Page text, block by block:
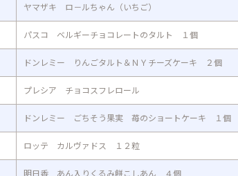
ヤマザキ ロ－ルちゃん（いちご）
パスコ ベルギーチョコレートのタルト １個
ドンレミー りんごタルト＆ＮＹチーズケーキ ２個
プレシア チョコスフレロール
ドンレミー ごちそう果実 苺のショートケーキ １個
ロッテ カルヴァドス １２粒
明日香 あん入りくるみ餅こしあん ４個